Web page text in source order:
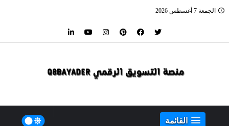
الجمعة 7 أغسطس 2026
القائمة